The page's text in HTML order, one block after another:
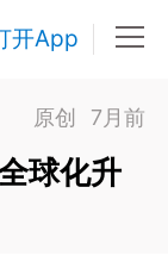
开App
原创 7月前
球化升